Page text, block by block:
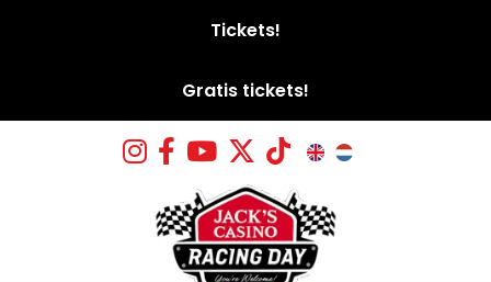
Tickets!
Gratis tickets!